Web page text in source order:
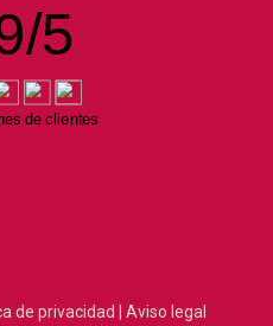
/5
de clientes
de privacidad | Aviso legal